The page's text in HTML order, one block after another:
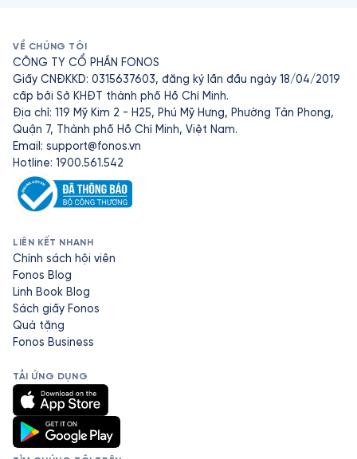
VỀ CHÚNG TÔI
CÔNG TY CỔ PHẦN FONOS
Giấy CNĐKKD: 0315637603, đăng ký lần đầu ngày 18/04/2019
cấp bởi Sở KHĐT thành phố Hồ Chí Minh.
Địa chỉ: 119 Mỹ Kim 2 - H25, Phú Mỹ Hưng, Phường Tân Phong,
Quận 7, Thành phố Hồ Chí Minh, Việt Nam.
Email: support@fonos.vn
Hotline: 1900.561.542
LIÊN KẾT NHANH
Chính sách hội viên
Fonos Blog
Linh Book Blog
Sách giấy Fonos
Quà tặng
Fonos Business
TẢI ỨNG DỤNG